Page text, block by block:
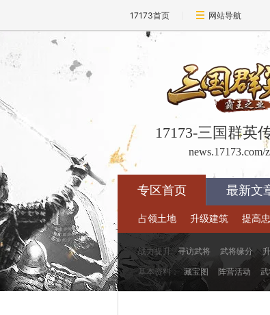
17173首页 网站导航
17173-三国群英
news.17173.com/
专区首页 最新文
占领土地 升级建筑 提高
战力提升: 寻访武将 武将缘分
基本资料： 藏宝图 阵营活动 武